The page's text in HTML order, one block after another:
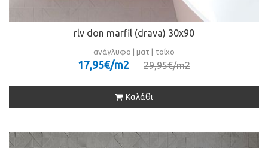
rlv don marfil (drava) 30x90
ανάγλυφο | ματ | τοίχο
17,95€/m2 29,95€/m2
Καλάθι